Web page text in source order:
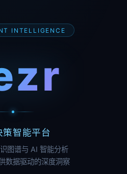
INTELLIGENCE
策智能平台
图谱与 AI 智能分析
数据驱动的深度洞察